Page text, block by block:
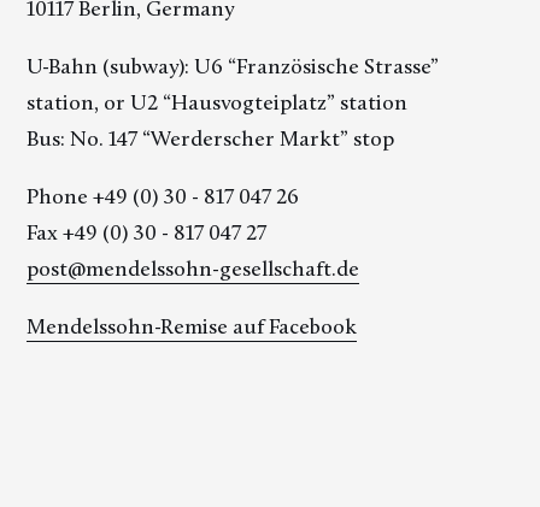
10117 Berlin, Germany
U-Bahn (subway): U6 “Französische Strasse”
station, or U2 “Hausvogteiplatz” station
Bus: No. 147 “Werderscher Markt” stop
Phone +49 (0) 30 - 817 047 26
Fax +49 (0) 30 - 817 047 27
post@mendelssohn-gesellschaft.de
Mendelssohn-Remise auf Facebook